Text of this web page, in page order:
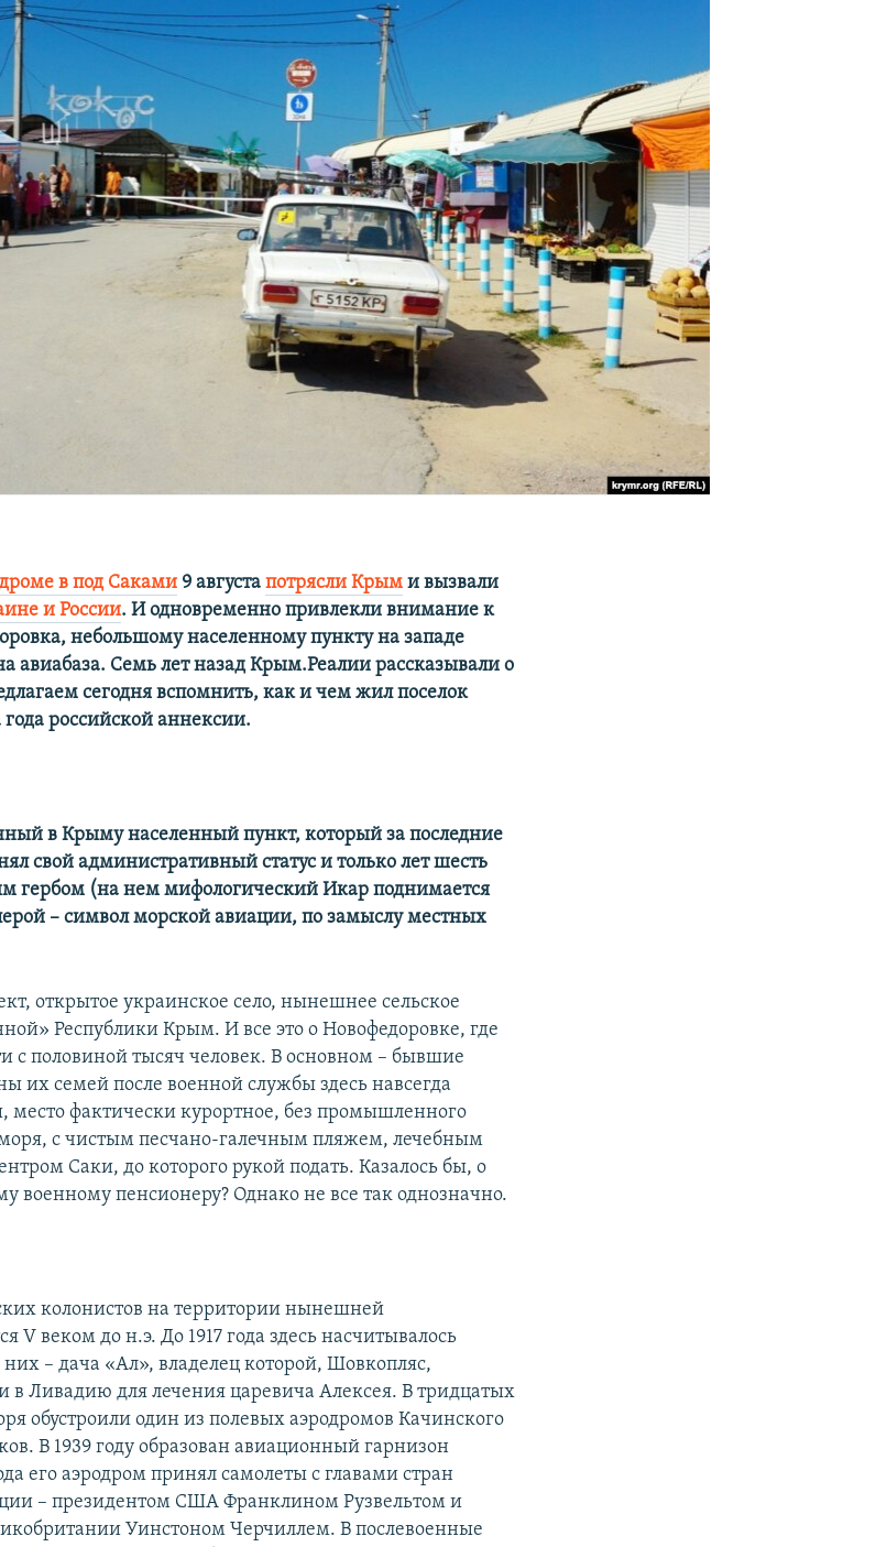
в под Саками 9 августапотрясли Крым и вызвали
и России. И одновременно привлекли внимание к
небольшому населенному пункту на западе
авиабаза. Семь лет назад Крым.Реалии рассказывали о
сегодня вспомнить, как и чем жил поселок
российской аннексии.
в Крыму населенный пункт, который за последние
свой административный статус и только лет шесть
гербом (на нем мифологический Икар поднимается
– символ морской авиации, по замыслу местных
открытое украинское село, нынешнее сельское
Республики Крым. И все это о Новофедоровке, где
с половиной тысяч человек. В основном – бывшие
их семей после военной службы здесь навсегда
место фактически курортное, без промышленного
моря, с чистым песчано-галечным пляжем, лечебным
Саки, до которого рукой подать. Казалось бы, о
военному пенсионеру? Однако не все так однозначно.
колонистов на территории нынешней
V веком до н.э. До 1917 года здесь насчитывалось
– дача «Ал», владелец которой, Шовкопляс,
в Ливадию для лечения царевича Алексея. В тридцатых
обустроили один из полевых аэродромов Качинского
В 1939 году образован авиационный гарнизон
его аэродром принял самолеты с главами стран
– президентом США Франклином Рузвельтом и
Уинстоном Черчиллем. В послевоенные